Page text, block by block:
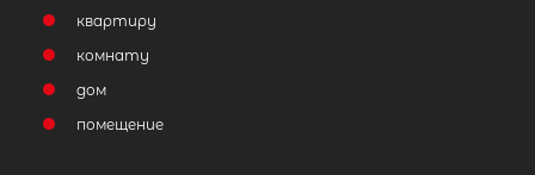
квартиру
комнату
дом
помещение